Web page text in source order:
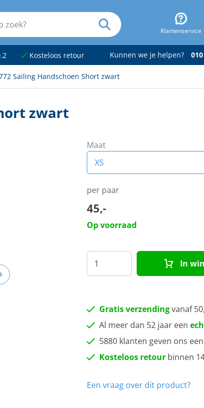
Klantenservice
Kosteloos retour Kunnen we je helpen?
Sailing Handschoen Short zwart
zwart
Maat
XS
S
L
2XL
XL
per paar
45,-
Op voorraad
In
Gratis verzendingvanaf
Al meer dan 52 jaar een
5880 klanten geven ons een
Kosteloos retourbinnen
Een vraag over dit product?